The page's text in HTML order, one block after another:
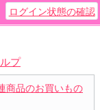
ログイン状態の確認
プ
商品のお買いもの